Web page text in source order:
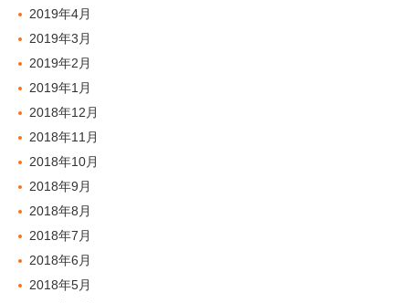
2019年4月
2019年3月
2019年2月
2019年1月
2018年12月
2018年11月
2018年10月
2018年9月
2018年8月
2018年7月
2018年6月
2018年5月